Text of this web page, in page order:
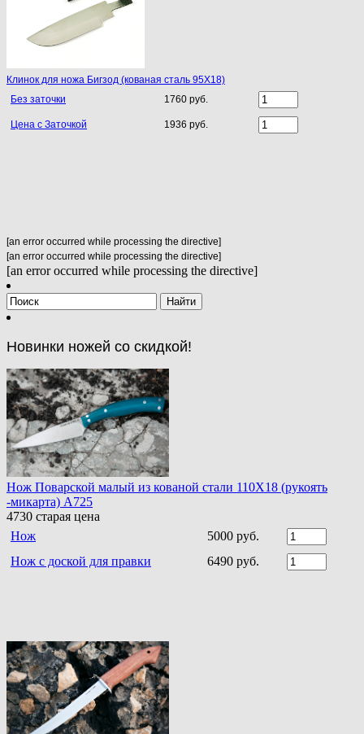
Клинок для ножа Бигзод (кованая сталь 95Х18)
Без заточки
1760 руб.
Цена с Заточкой 1936 руб.
[an error occurred while processing the directive]
[an error occurred while processing the directive]
[an error occurred while processing the directive]
Новинки ножей со скидкой!
Нож Поварской малый из кованой стали 110Х18 (рукоять
-микарта) A725
4730 старая цена
Нож
5000 руб.
Нож с доской для правки
6490 руб.